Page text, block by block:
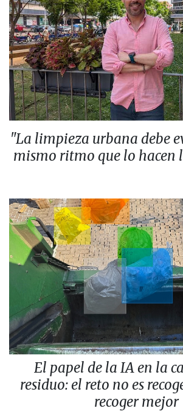
"La limpieza urbana debe
mismo ritmo que lo hacen
El papel de la IA en la
residuo: el reto no es
recoger mejor